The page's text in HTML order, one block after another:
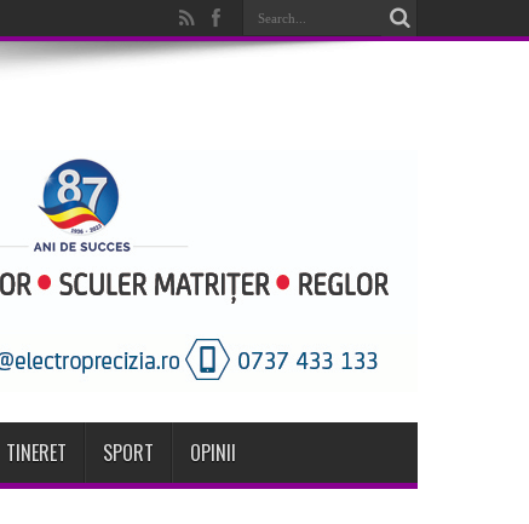
TINERET SPORT OPINII